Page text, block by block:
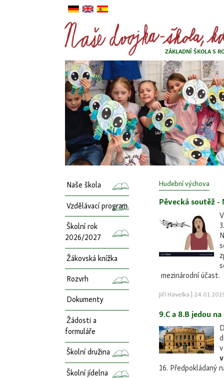
DE ANJ ESP
ZÁKLADNÍ ŠKOLA S
Naše škola
Vzdělávací program
Školní rok
2026/2027
Žákovská knížka
Rozvrh
Dokumenty
Žádosti a
formuláře
Školní družina
Školní jídelna
Hudební výchova
Pěvecká soutěž -
mezinárodní účast.
Jiří Havelka |
9.C a 8.B jedou
16. Předpokládaný